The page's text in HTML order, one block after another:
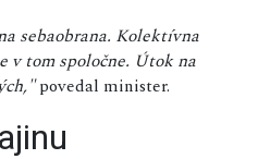
sebaobrana. Kolektívna
v tom spoločne. Útok na
povedal minister.